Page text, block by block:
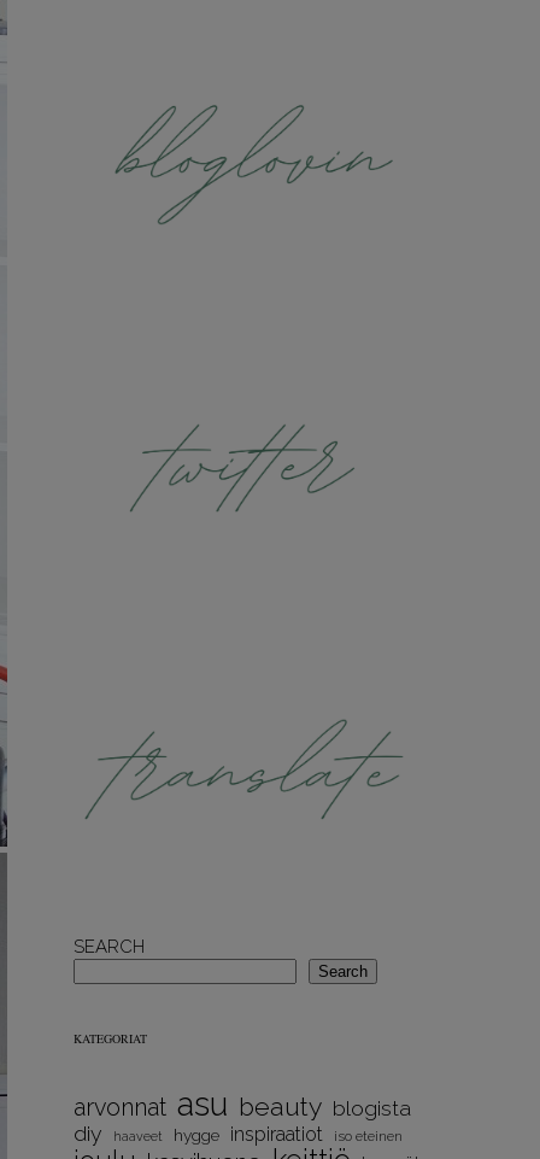
SEARCH
Search
KATEGORIAT
arvonnat asu beauty blogista
diy haaveet hygge inspiraatiot iso eteinen